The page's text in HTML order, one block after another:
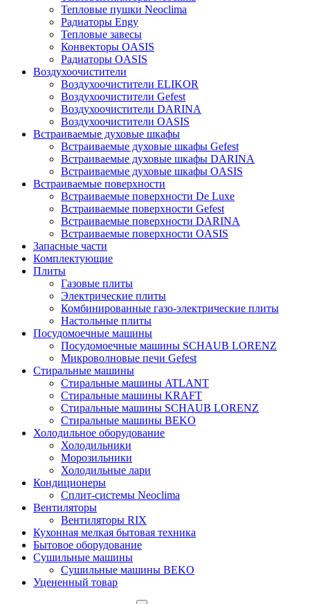
Тепловые пушки Neoclima
Радиаторы Engy
Тепловые завесы
Конвекторы OASIS
Радиаторы OASIS
Воздухоочистители
Воздухоочистители ELIKOR
Воздухоочистители Gefest
Воздухоочистители DARINA
Воздухоочистители OASIS
Встраиваемые духовые шкафы
Встраиваемые духовые шкафы Gefest
Встраиваемые духовые шкафы DARINA
Встраиваемые духовые шкафы OASIS
Встраиваемые поверхности
Встраиваемые поверхности De Luxe
Встраиваемые поверхности Gefest
Встраиваемые поверхности DARINA
Встраиваемые поверхности OASIS
Запасные части
Комплектующие
Плиты
Газовые плиты
Электрические плиты
Комбинированные газо-электрические плиты
Настольные плиты
Посудомоечные машины
Посудомоечные машины SCHAUB LORENZ
Микроволновые печи Gefest
Стиральные машины
Стиральные машины ATLANT
Стиральные машины KRAFT
Стиральные машины SCHAUB LORENZ
Стиральные машины BEKO
Холодильное оборудование
Холодильники
Морозильники
Холодильные лари
Кондиционеры
Сплит-системы Neoclima
Вентиляторы
Вентиляторы RIX
Кухонная мелкая бытовая техника
Бытовое оборудование
Сушильные машины
Сушильные машины BEKO
Уцененный товар